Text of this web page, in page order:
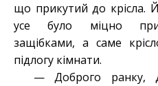
що прикутий до крісла.
усе було міцно
защібками, а саме
підлогу кімнати.
— Доброго ранку,